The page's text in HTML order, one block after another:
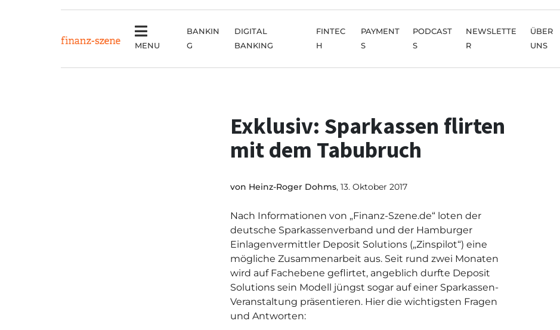
MENU
BANKIN
G
DIGITAL
BANKING
FINTEC
H
PAYMENT
S
PODCAST
S
NEWSLETTE
R
ÜBER
UNS
Exklusiv: Sparkassen flirten
mit dem Tabubruch
von Heinz-Roger Dohms, 13. Oktober 2017
Nach Informationen von „Finanz-Szene.de“ loten der
deutsche Sparkassenverband und der Hamburger
Einlagenvermittler Deposit Solutions („Zinspilot“) eine
mögliche Zusammenarbeit aus. Seit rund zwei Monaten
wird auf Fachebene geflirtet, angeblich durfte Deposit
Solutions sein Modell jüngst sogar auf einer Sparkassen-
Veranstaltung präsentieren. Hier die wichtigsten Fragen
und Antworten: